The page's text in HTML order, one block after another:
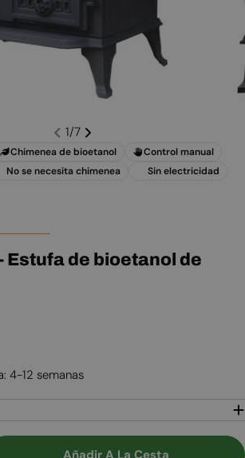
1/7
Chimenea de bioetanol
Control manual
No se necesita chimenea
Sin electricidad
Estufa de bioetanol de
4-12 semanas
Añadir A La Cesta